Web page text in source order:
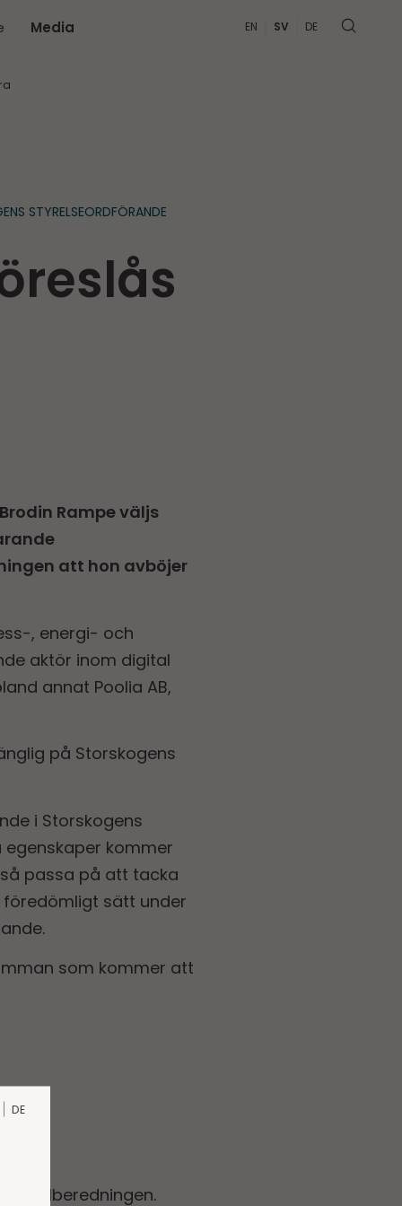
Media EN SV DE
STYRELSEORDFÖRANDE
Rampe väljs
att hon avböjer
, energi- och
aktör inom digital
annat Poolia AB,
på Storskogens
i Storskogens
kommer
passa på att tacka
föredömligt sätt under
som kommer att
valberedningen.
DE